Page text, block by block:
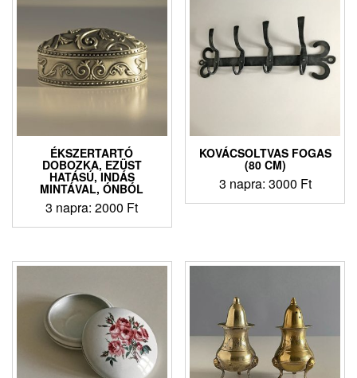
ÉKSZERTARTÓ
DOBOZKA, EZÜST
HATÁSÚ, INDÁS
MINTÁVAL, ÓNBÓL
3 napra:2000 Ft
KOVÁCSOLTVAS FOGAS
(80 CM)
3 napra: 3000 Ft